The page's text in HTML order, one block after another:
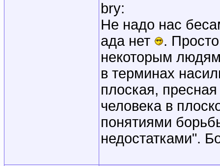
bry:
Не надо нас
ада нет
.
некоторым
в терминах
плоская,
человека в
понятиями
недостатками".